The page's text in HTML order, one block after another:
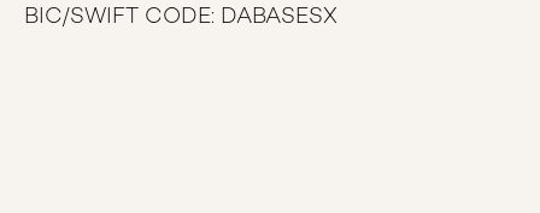
BIC/SWIFT CODE: DABASESX